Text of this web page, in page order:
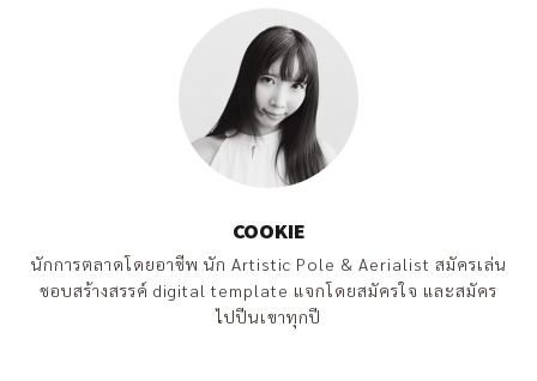
COOKIE
นักการตลาดโดยอาชีพ นัก Artistic Pole & Aerialist สมัครเล่น
ชอบสร้างสรรค์ digital template แจกโดยสมัครใจ และสมัคร
ไปปีนเขาทุกปี